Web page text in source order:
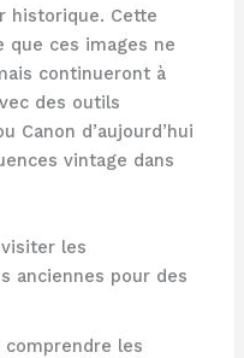
historique. Cette
que ces images ne
continueront à
des outils
Canon d’aujourd’hui
vintage dans
les
anciennes pour des
comprendre les